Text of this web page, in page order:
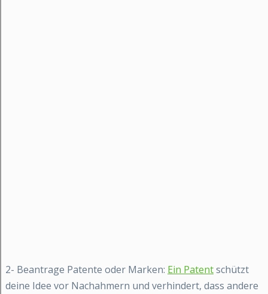
2- Beantrage Patente oder Marken: Ein Patentschützt
deine Idee vor Nachahmern und verhindert, dass andere